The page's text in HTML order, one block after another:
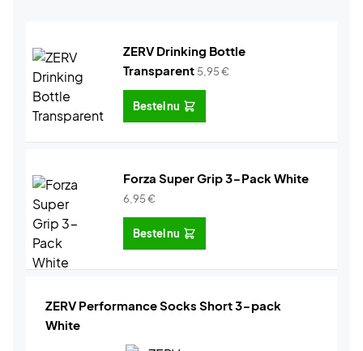
ZERV Drinking Bottle
Transparent 5,95€
Bestel nu
Forza Super Grip 3-Pack White
6,95€
Bestel nu
ZERV Performance Socks Short 3-pack
White